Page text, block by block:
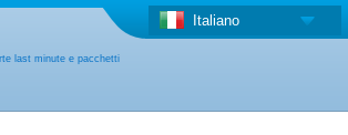
last minute e pacchetti
Italiano